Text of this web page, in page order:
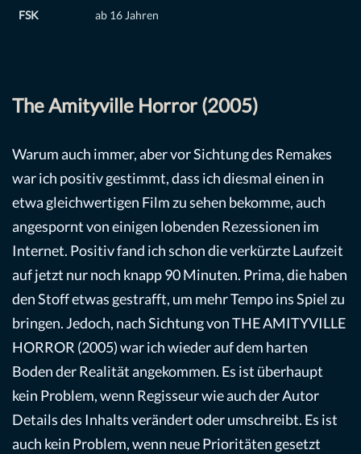
FSK ab 16 Jahren
The Amityville Horror (2005)
Warum auch immer, aber vor Sichtung des Remakes
war ich positiv gestimmt, dass ich diesmal einen in
etwa gleichwertigen Film zu sehen bekomme, auch
angespornt von einigen lobenden Rezessionen im
Internet. Positiv fand ich schon die verkürzte Laufzeit
auf jetzt nur noch knapp 90 Minuten. Prima, die haben
den Stoff etwas gestrafft, um mehr Tempo ins Spiel zu
bringen. Jedoch, nach Sichtung von THE AMITYVILLE
HORROR (2005) war ich wieder auf dem harten
Boden der Realität angekommen. Es ist überhaupt
kein Problem, wenn Regisseur wie auch der Autor
Details des Inhalts verändert oder umschreibt. Es ist
auch kein Problem, wenn neue Prioritäten gesetzt